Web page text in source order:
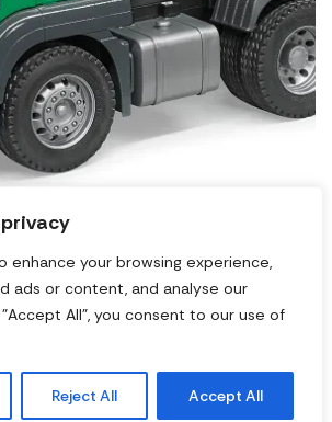
privacy
enhance your browsing experience,
ads or content, and analyse our
All", you consent to our use of
Reject All Accept All
037109